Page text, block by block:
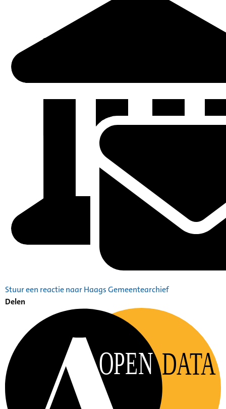
Stuur een reactie naar Haags Gemeentearchief
Delen
OPEN DATA